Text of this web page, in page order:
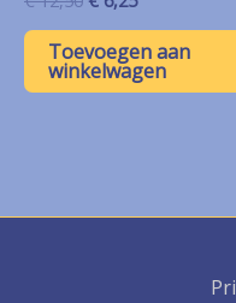
was:
€ 12,50.
is:
€ 6,25.
Toevoegen aan
winkelwagen